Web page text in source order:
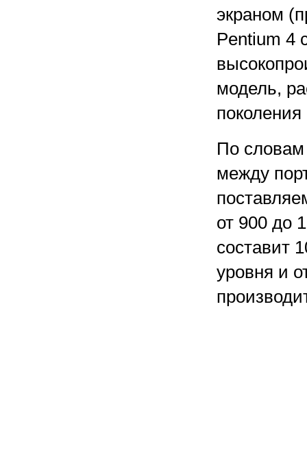
экраном
Pentium 4
модель,
По словам
между
от 900 до
составит
уровня и